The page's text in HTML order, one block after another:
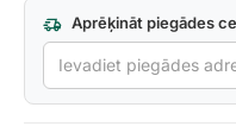
Aprēķināt piegādes